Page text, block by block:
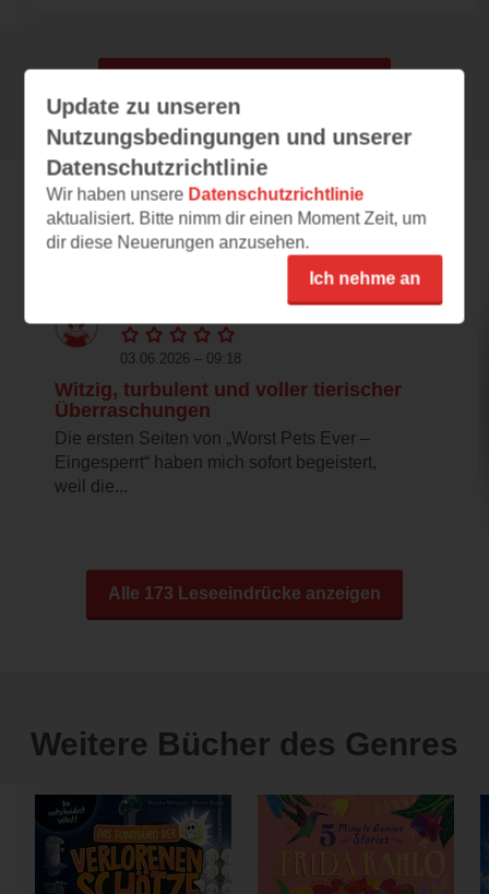
Leseeindrücke
03.06.2026 – 09:18
Witzig, turbulent und voller tierischer
Überraschungen
Die ersten Seiten von „Worst Pets Ever –
Eingesperrt“ haben mich sofort begeistert,
weil die...
Alle 173 Leseeindrücke anzeigen
Weitere Bücher des Genres
Update zu unseren
Nutzungsbedingungen und unserer
Datenschutzrichtlinie
Wir haben unsere Datenschutzrichtlinie
aktualisiert. Bitte nimm dir einen Moment Zeit, um
dir diese Neuerungen anzusehen.
Ich nehme an